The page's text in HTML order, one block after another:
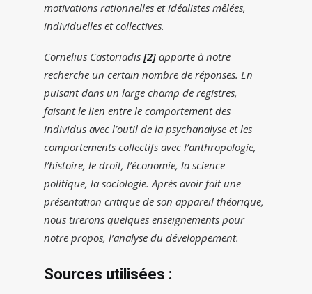
motivations rationnelles et idéalistes mêlées,
individuelles et collectives.
Cornelius Castoriadis [2] apporte à notre
recherche un certain nombre de réponses. En
puisant dans un large champ de registres,
faisant le lien entre le comportement des
individus avec l’outil de la psychanalyse et les
comportements collectifs avec l’anthropologie,
l’histoire, le droit, l’économie, la science
politique, la sociologie. Après avoir fait une
présentation critique de son appareil théorique,
nous tirerons quelques enseignements pour
notre propos, l’analyse du développement.
Sources utilisées :